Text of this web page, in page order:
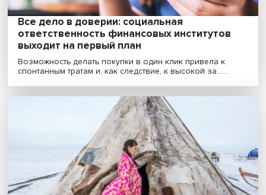
Коллапс ВТО: можно ли починить
разрешения торговых споров,
заблокированный США
Всемирная торговая организация (ВТО) в глубоком
кризисе, основная причина — в блокировке